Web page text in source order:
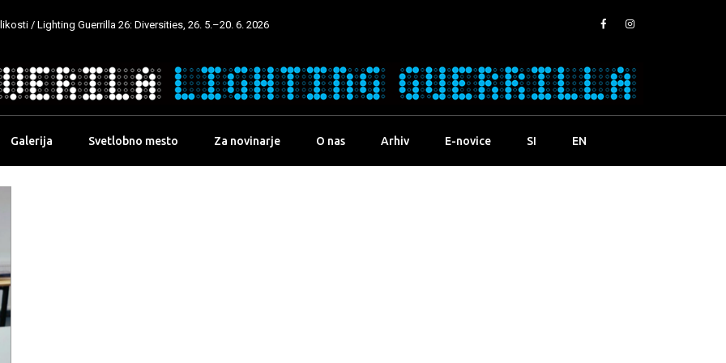
/ Lighting Guerrilla 26: Diversities, 26. 5.–20. 6. 2026
Galerija Svetlobno mesto Za novinarje O nas Arhiv E-novice SI EN